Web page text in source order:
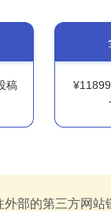
稿
部的第三方网